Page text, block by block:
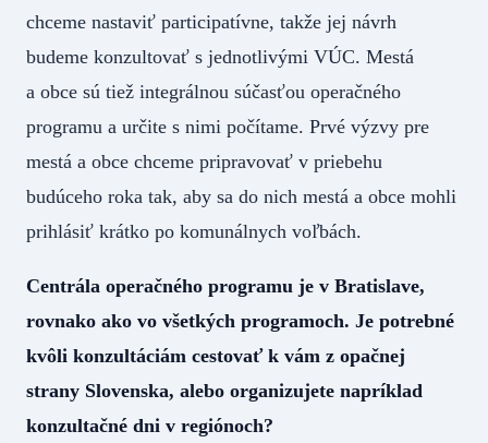
chceme nastaviť participatívne, takže jej návrh
budeme konzultovať s jednotlivými VÚC. Mestá
a obce sú tiež integrálnou súčasťou operačného
programu a určite s nimi počítame. Prvé výzvy pre
mestá a obce chceme pripravovať v priebehu
budúceho roka tak, aby sa do nich mestá a obce mohli
prihlásiť krátko po komunálnych voľbách.
Centrála operačného programu je v Bratislave,
rovnako ako vo všetkých programoch. Je potrebné
kvôli konzultáciám cestovať k vám z opačnej
strany Slovenska, alebo organizujete napríklad
konzultačné dni v regiónoch?